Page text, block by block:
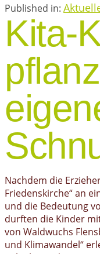
Published in:
Kita-
Nachdem die
Friedenskirche“ an
und die Bedeutung
durften die Kinder
von Waldwuchs
und Klimawandel“